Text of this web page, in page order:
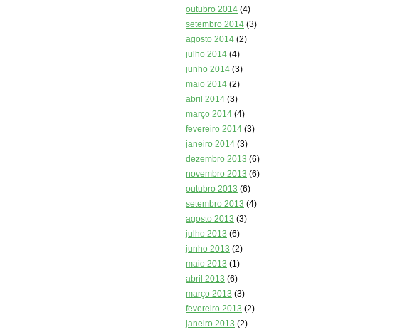
outubro 2014 (4)
setembro 2014 (3)
agosto 2014 (2)
julho 2014 (4)
junho 2014 (3)
maio 2014 (2)
abril 2014 (3)
março 2014 (4)
fevereiro 2014 (3)
janeiro 2014 (3)
dezembro 2013 (6)
novembro 2013 (6)
outubro 2013 (6)
setembro 2013 (4)
agosto 2013 (3)
julho 2013 (6)
junho 2013 (2)
maio 2013 (1)
abril 2013 (6)
março 2013 (3)
fevereiro 2013 (2)
janeiro 2013 (2)